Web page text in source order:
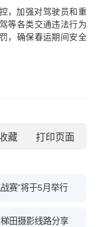
，加强对驾驶员和重
等各类交通违法行为
，确保春运期间安全
藏
赛”将于5月举行
田摄影线路分享